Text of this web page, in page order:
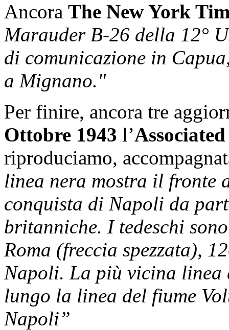
Ancora The New York
Marauder B-26 della 12°
di comunicazione in
a Mignano."
Per finire, ancora tre
Ottobre 1943 l’Associated
riproduciamo,
linea nera mostra il fronte
conquista di Napoli da
britanniche. I tedeschi
Roma (freccia spezzata),
Napoli. La più vicina linea
lungo la linea del fiume
Napoli”